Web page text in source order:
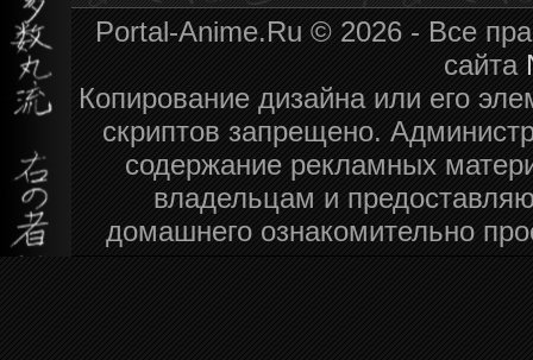
Portal-Anime.Ru © 2026 - Все
сайта
Копирование дизайна или его
скриптов запрещено.
содержание рекламных
владельцам и
домашнего ознакомительно